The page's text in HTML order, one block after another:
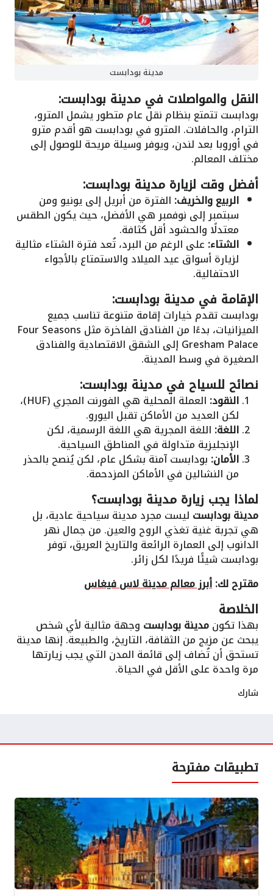
مدينة بودابست
النقل والمواصلات في مدينة بودابست:
بودابست تتمتع بنظام نقل عام متطور يشمل المترو،
الترام، والحافلات. المترو في بودابست هو أقدم مترو
في أوروبا بعد لندن، ويوفر وسيلة مريحة للوصول إلى
مختلف المعالم.
أفضل وقت لزيارة مدينة بودابست:
الربيع والخريف: الفترة من أبريل إلى يونيو ومن
سبتمبر إلى نوفمبر هي الأفضل، حيث يكون الطقس
معتدلًا والحشود أقل كثافة.
الشتاء: على الرغم من البرد، تُعد فترة الشتاء مثالية
لزيارة أسواق عيد الميلاد والاستمتاع بالأجواء
الاحتفالية.
الإقامة في مدينة بودابست:
بودابست تقدم خيارات إقامة متنوعة تناسب جميع
الميزانيات، بدءًا من الفنادق الفاخرة مثل Four Seasons
Gresham Palace إلى الشقق الاقتصادية والفنادق
الصغيرة في وسط المدينة.
نصائح للسياح في مدينة بودابست:
النقود: العملة المحلية هي الفورنت المجري (HUF)،
لكن العديد من الأماكن تقبل اليورو.
اللغة: اللغة المجرية هي اللغة الرسمية، لكن
الإنجليزية متداولة في المناطق السياحية.
الأمان: بودابست آمنة بشكل عام، لكن يُنصح بالحذر
من النشالين في الأماكن المزدحمة.
لماذا يجب زيارة مدينة بودابست؟
مدينة بودابست ليست مجرد مدينة سياحية عادية، بل
هي تجربة غنية تغذي الروح والعين. من جمال نهر
الدانوب إلى العمارة الرائعة والتاريخ العريق، توفر
بودابست شيئًا فريدًا لكل زائر.
مقترح لك:أبرز معالم مدينة لاس فيغاس
الخلاصة
بهذا تكونمدينة بودابست وجهة مثالية لأي شخص
يبحث عن مزيج من الثقافة، التاريخ، والطبيعة. إنها مدينة
تستحق أن تُضاف إلى قائمة المدن التي يجب زيارتها
مرة واحدة على الأقل في الحياة.
شارك
تطبيقات مفترحة